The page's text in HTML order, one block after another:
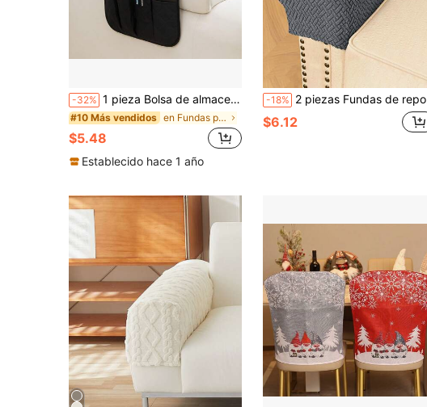
-32% 1 pieza Bolsa de almacenamiento multibolsillo para el reposabrazos del sofá - Organizador de reposabrazos ahorra espacio para artículos esenciales de la sala de estar, libros, tabletas, controles remotos, bolsa colgante de almacenamiento para reposabrazos de sofá
#10 Más vendidos en Fundas para reposabrazos
$5.48
Establecido hace 1 año
-18% 2 piezas Fundas de reposabrazos de sofá de felpa jacquard, protectores de reposabrazos de sofá de poliéster polar elástico para todas las estaciones, decorativos
$6.12